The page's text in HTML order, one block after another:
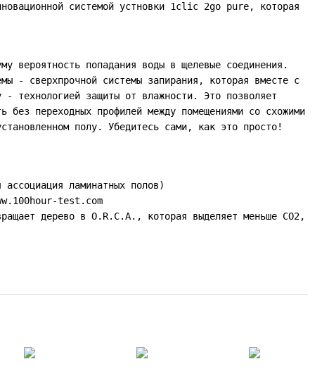
системой устновки 1clic 2go pure, которая
вероятность попадания воды в щелевые соединения.
- сверхпрочной системы запирания, которая вместе с
технологией защиты от влажности. Это позволяет
без переходных профилей между помещениями со схожими
полу. Убедитесь сами, как это просто!
ламинатных полов)
test.com
дерево в O.R.C.A., которая выделяет меньше CO2,